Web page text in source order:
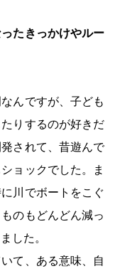
たきっかけやルー
んですが、子ども
りするのが好きだ
されて、昔遊んで
ョックでした。ま
川でボートをこぐ
のもどんどん減っ
した。
て、ある意味、自